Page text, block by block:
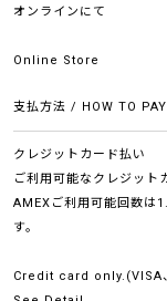
オンラインにて
Online Store
支払方法 / HOW TO
クレジットカード払い
ご利用可能なクレジット
AMEXご利用可能回数は
す。
Credit card only.(VISA